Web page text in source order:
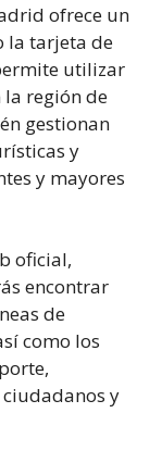
ofrece un
la tarjeta de
utilizar
región de
gestionan
y
y mayores
oficial,
encontrar
de
como los
y